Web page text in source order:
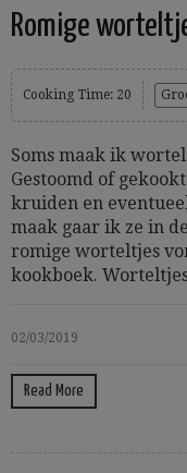
Romige
Cooking Time: 20
Soms maak ik
Gestoomd of
kruiden en
maak gaar ik ze in
romige worteltjes
kookboek.
02/03/2019
Read More